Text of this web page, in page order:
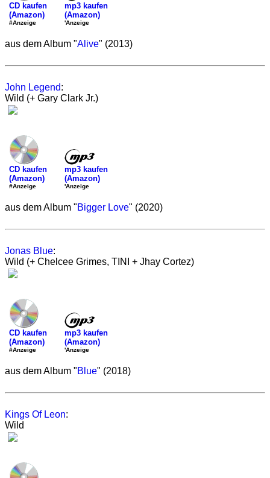
CD kaufen
(Amazon)
#Anzeige
mp3 kaufen
(Amazon)
'Anzeige
aus dem Album "Alive" (2013)
John Legend:
Wild (+ Gary Clark Jr.)
CD kaufen
(Amazon)
#Anzeige
mp3 kaufen
(Amazon)
'Anzeige
aus dem Album "Bigger Love" (2020)
Jonas Blue:
Wild (+ Chelcee Grimes, TINI + Jhay Cortez)
CD kaufen
(Amazon)
#Anzeige
mp3 kaufen
(Amazon)
'Anzeige
aus dem Album "Blue" (2018)
Kings Of Leon:
Wild